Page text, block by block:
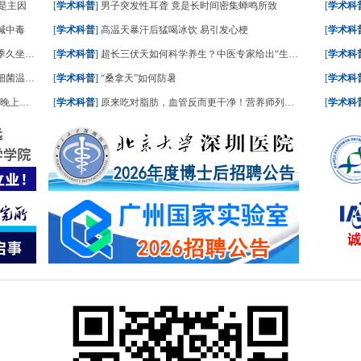
主因
中毒
险高
床”
实了
[学术科普] 男子突发性耳聋 竟是长时间密集蝉鸣所致
[学术科普] 高温天暴汗后猛喝冰饮 易引发心梗
[学术科普] 超长三伏天如何科学养生？中医专家给出“生活处方”
[学术科普] “桑拿天”如何防暑
[学术科普] 原来吃对脂肪，血管反而更干净！营养师列出“好脂肪”清单，建议照着吃
[学术科
[学术科
[学术科
[学术科
[学术科